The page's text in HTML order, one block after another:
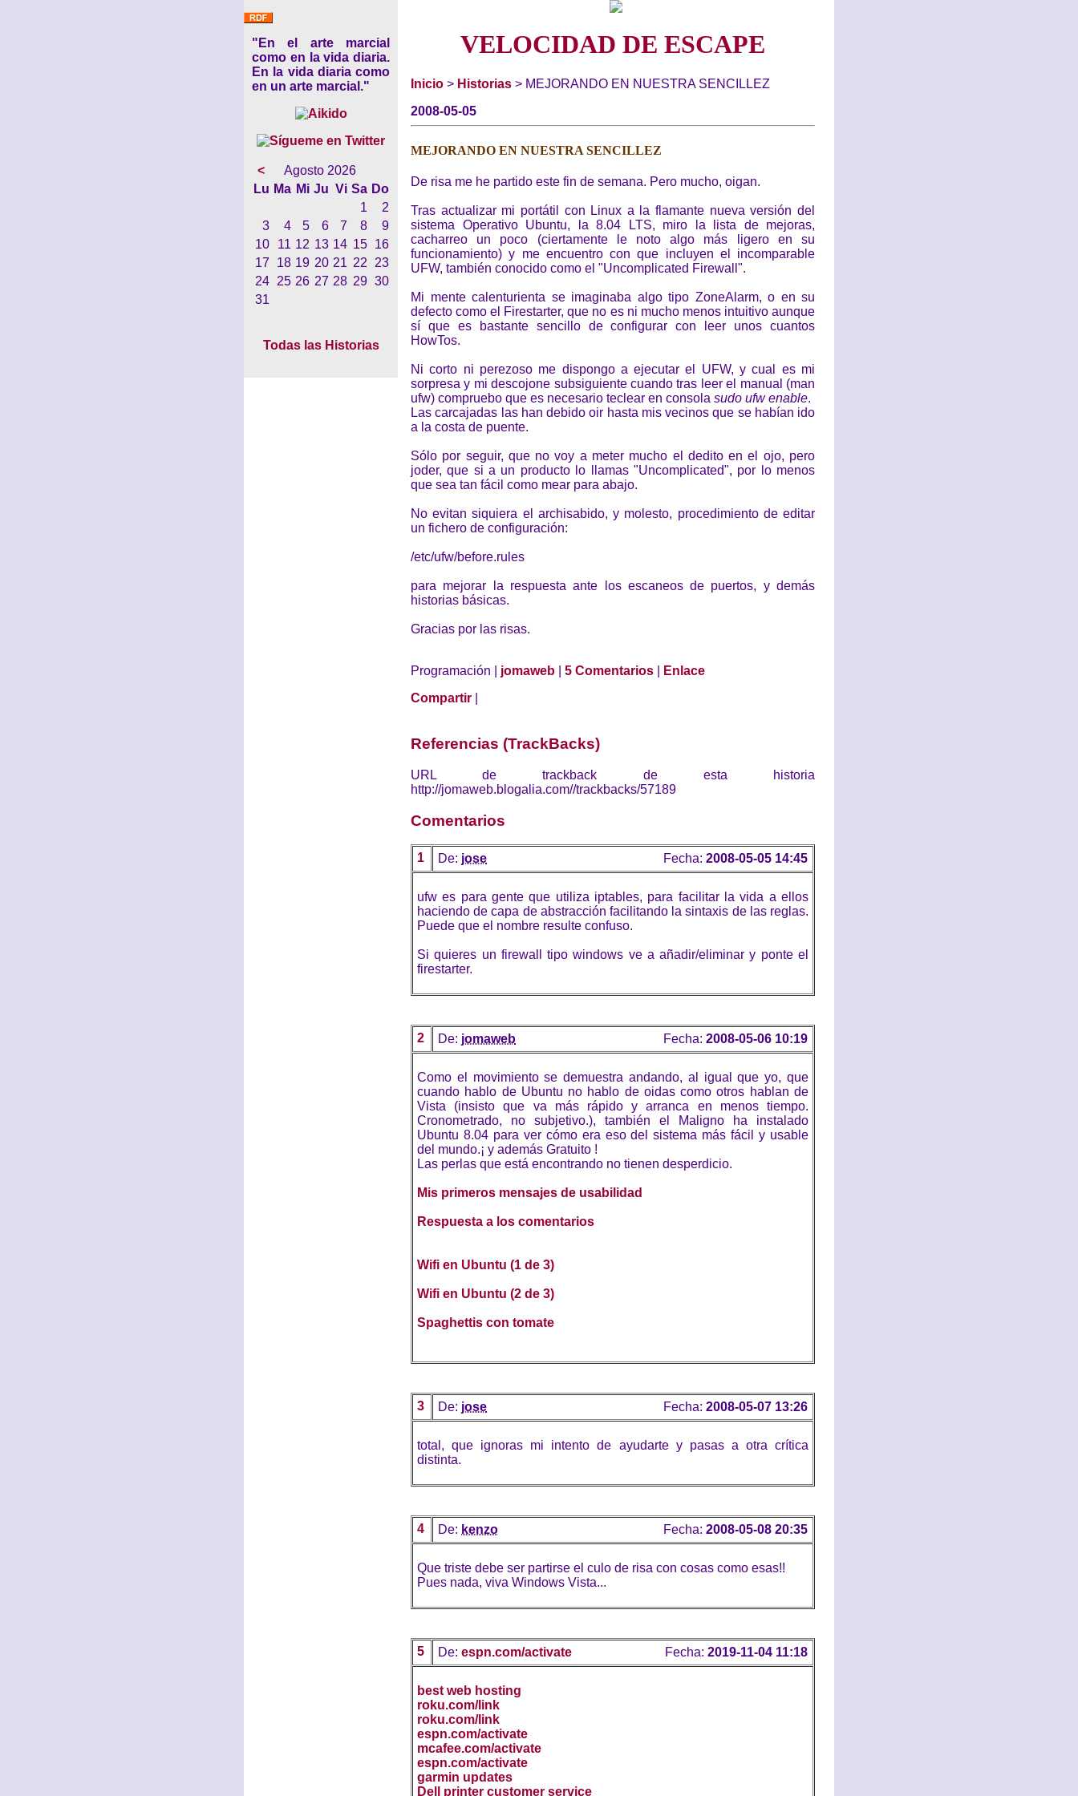
"En el arte marcial
como en la vida diaria.
En la vida diaria como
en un arte marcial."
<
Agosto 2026
Lu Ma Mi Ju Vi Sa Do
1
2
3
4 5 6 7 8
9
10
11 12 13 14 15
16
17
18 19 20 21 22
23
24
25 26 27 28 29 30
31
Todas las Historias
VELOCIDAD DE ESCAPE
Inicio > Historias > MEJORANDO EN NUESTRA SENCILLEZ
2008-05-05
MEJORANDO EN NUESTRA SENCILLEZ
De risa me he partido este fin de semana. Pero mucho, oigan.
Tras actualizar mi portátil con Linux a la flamante nueva versión del
sistema Operativo Ubuntu, la 8.04 LTS, miro la lista de mejoras,
cacharreo un poco (ciertamente le noto algo más ligero en su
funcionamiento) y me encuentro con que incluyen el incomparable
UFW, también conocido como el "Uncomplicated Firewall".
Mi mente calenturienta se imaginaba algo tipo ZoneAlarm, o en su
defecto como el Firestarter, que no es ni mucho menos intuitivo aunque
sí que es bastante sencillo de configurar con leer unos cuantos
HowTos.
Ni corto ni perezoso me dispongo a ejecutar el UFW, y cual es mi
sorpresa y mi descojone subsiguiente cuando tras leer el manual (man
ufw) compruebo que es necesario teclear en consola sudo ufw enable.
Las carcajadas las han debido oir hasta mis vecinos que se habían ido
a la costa de puente.
Sólo por seguir, que no voy a meter mucho el dedito en el ojo, pero
joder, que si a un producto lo llamas "Uncomplicated", por lo menos
que sea tan fácil como mear para abajo.
No evitan siquiera el archisabido, y molesto, procedimiento de editar
un fichero de configuración:
/etc/ufw/before.rules
para mejorar la respuesta ante los escaneos de puertos, y demás
historias básicas.
Gracias por las risas.
Programación | jomaweb 5 Comentarios
Enlace
Compartir
Referencias (TrackBacks)
URL de trackback de esta historia
http://jomaweb.blogalia.com//trackbacks/57189
Comentarios
1 De: jose Fecha: 2008-05-05 14:45
ufw es para gente que utiliza iptables, para facilitar la vida a ellos
haciendo de capa de abstracción facilitando la sintaxis de las reglas.
Puede que el nombre resulte confuso.
Si quieres un firewall tipo windows ve a añadir/eliminar y ponte el
firestarter.
2 De: jomaweb Fecha: 2008-05-06 10:19
Como el movimiento se demuestra andando, al igual que yo, que
cuando hablo de Ubuntu no hablo de oidas como otros hablan de
Vista (insisto que va más rápido y arranca en menos tiempo.
Cronometrado, no subjetivo.), también el Maligno ha instalado
Ubuntu 8.04 para ver cómo era eso del sistema más fácil y usable
del mundo.¡ y además Gratuito !
Las perlas que está encontrando no tienen desperdicio.
Mis primeros mensajes de usabilidad
Respuesta a los comentarios
Wifi en Ubuntu (1 de 3)
Wifi en Ubuntu (2 de 3)
Spaghettis con tomate
3 De: jose Fecha: 2008-05-07 13:26
total, que ignoras mi intento de ayudarte y pasas a otra crítica
distinta.
4 De: kenzo Fecha: 2008-05-08 20:35
Que triste debe ser partirse el culo de risa con cosas como esas!!
Pues nada, viva Windows Vista...
5 De: espn.com/activate Fecha: 2019-11-04 11:18
best web hosting
roku.com/link
roku.com/link
espn.com/activate
mcafee.com/activate
espn.com/activate
garmin updates
Dell printer customer service